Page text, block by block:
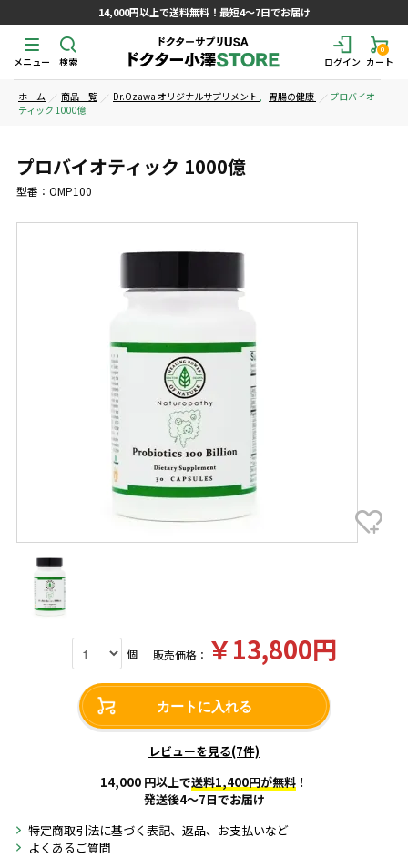
14,000円以上で送料無料！最短4～7日でお届け
ログイン
0
カート
検索
メニュー
ホーム 商品一覧 Dr.Ozawa オリジナルサプリメント , 胃腸の健康
プロバイオ
ティック 1000億
プロバイオティック 1000億
型番：OMP100
個 販売価格： ￥13,800円
カートに入れる
レビューを見る(7件)
14,000 円以上で送料1,400円が無料 ！
発送後4～7日でお届け
特定商取引法に基づく表記、返品、お支払いなど
よくあるご質問